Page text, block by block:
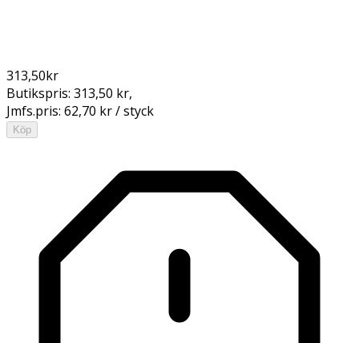
313,50kr
Butikspris: 313,50 kr,
Jmfs.pris: 62,70 kr / styck
Köp